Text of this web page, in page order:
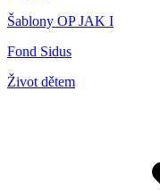
Šablony OP JAK I
Fond Sidus
Život dětem